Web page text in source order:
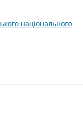
національного